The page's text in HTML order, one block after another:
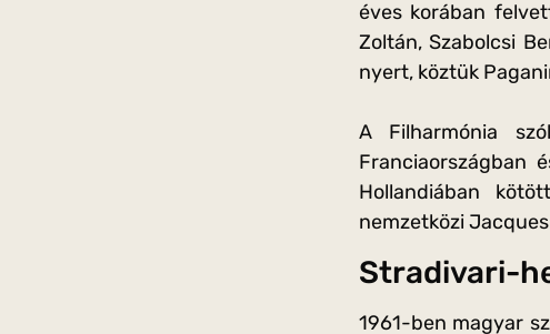
éves korában
Zoltán, Szabolcsi
nyert, köztük
A Filharmónia
Franciaországban
Hollandiában
nemzetközi
Stradivari-
1961-ben magyar